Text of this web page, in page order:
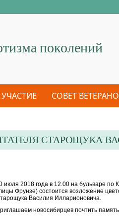
поколений
СОВЕТ
СТАРОЩУКА
июля 2018 года в 12.00 на бульваре по
Фрунзе) состоится возложение
Василия Илларионовича.
новосибирцев почтить